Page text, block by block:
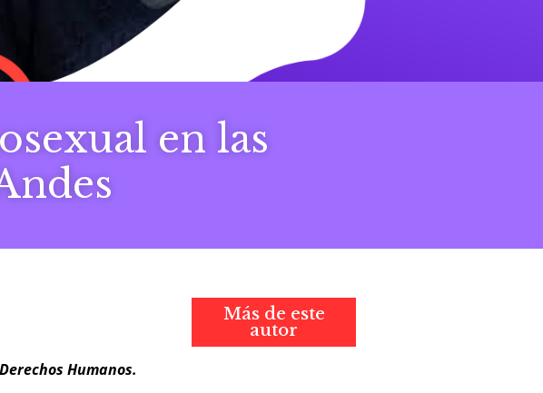
en las
Más de este
autor
Humanos.